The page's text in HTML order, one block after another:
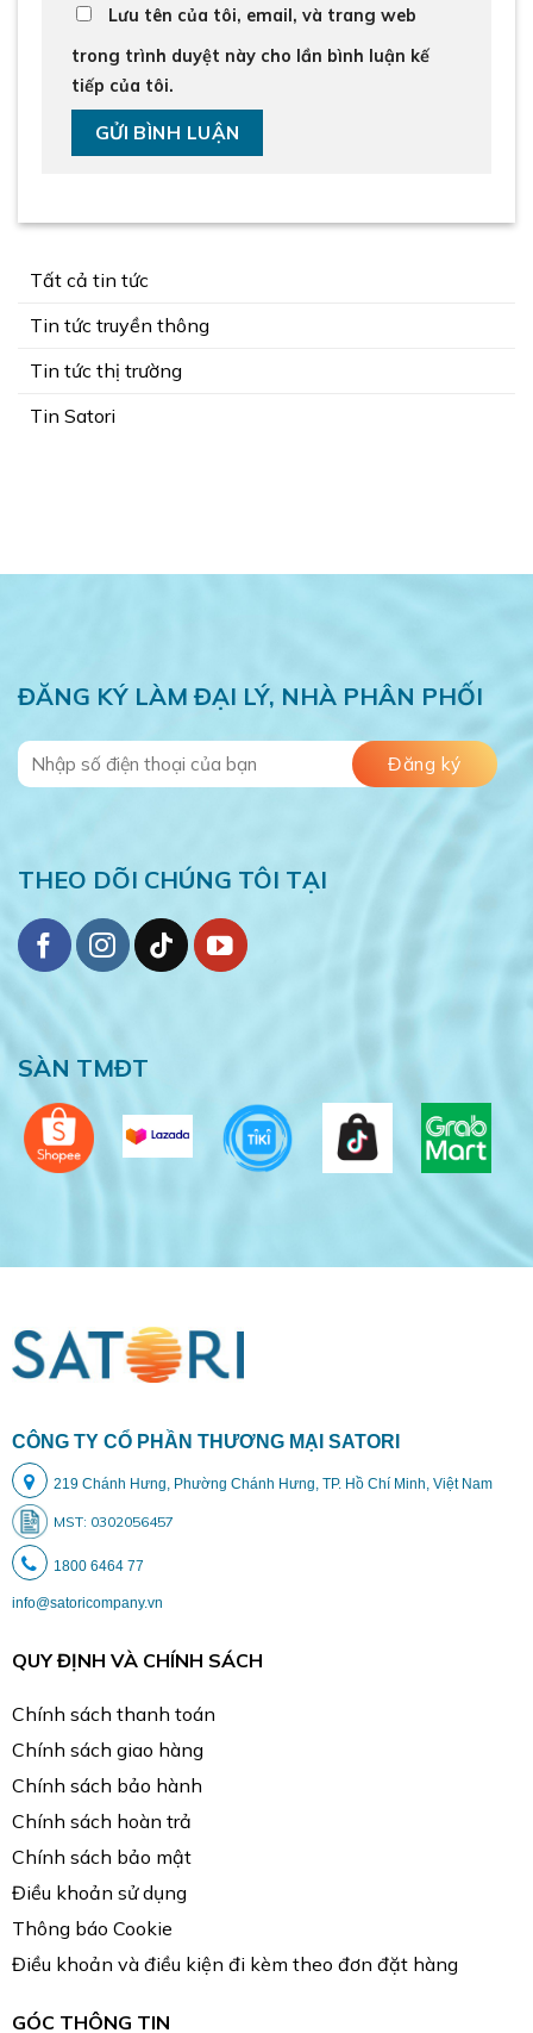
Tất cả tin tức
Tin tức truyền thông
Tin tức thị trường
Tin Satori
Lưu tên của tôi, email, và trang web
trong trình duyệt này cho lần bình luận kế
tiếp của tôi.
ĐĂNG KÝ LÀM ĐẠI LÝ, NHÀ PHÂN PHỐI
THEO DÕI CHÚNG TÔI TẠI
SÀN TMĐT
CÔNG TY CỔ PHẦN THƯƠNG MẠI SATORI
219 Chánh Hưng, Phường Chánh Hưng, TP. Hồ Chí Minh, Việt Nam
MST: 0302056457
1800 6464 77
info@satoricompany.vn
QUY ĐỊNH VÀ CHÍNH SÁCH
Chính sách thanh toán
Chính sách giao hàng
Chính sách bảo hành
Chính sách hoàn trả
Chính sách bảo mật
Điều khoản sử dụng
Thông báo Cookie
Điều khoản và điều kiện đi kèm theo đơn đặt hàng
GÓC THÔNG TIN